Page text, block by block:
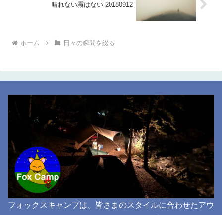
晴れない霧はない 20180912
ホーム 日々の瞬間を綴る
フォックスキャンプは、皆さまのスタイルに合わせたアウ